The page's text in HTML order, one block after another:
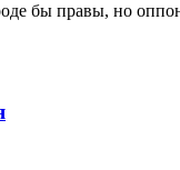
бы правы, но